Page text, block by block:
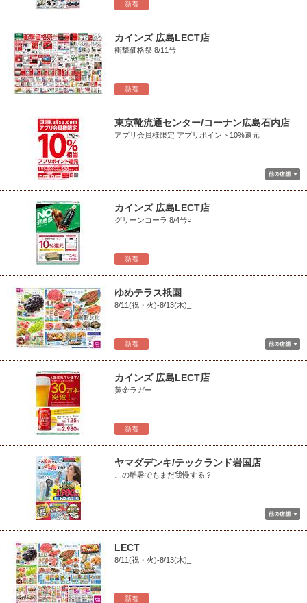
新着
新着
カインズ 広島LECT店
衝撃価格祭 8/11号
東京靴流通センター/コーナン広島石内店
アプリ会員様限定 アプリポイント10%還元
新着
カインズ 広島LECT店
グリーンコーラ 8/4号○
新着
ゆめテラス祇園
8/11(祝・火)-8/13(木)_
新着
カインズ 広島LECT店
黄金ラガー
ヤマダデンキ/テックランド岩国店
この酷暑でもまだ我慢する？
新着
LECT
8/11(祝・火)-8/13(木)_